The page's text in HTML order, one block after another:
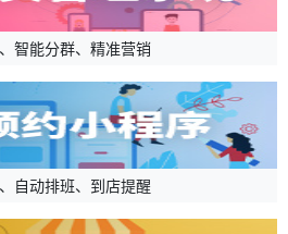
智能分群、精准营销
自动排班、到店提醒